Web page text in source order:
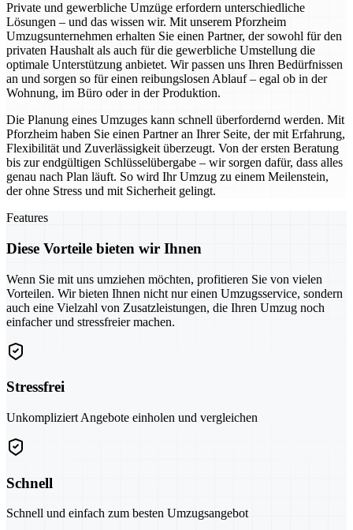
Private und gewerbliche Umzüge erfordern unterschiedliche
Lösungen – und das wissen wir. Mit unserem Pforzheim
Umzugsunternehmen erhalten Sie einen Partner, der sowohl für den
privaten Haushalt als auch für die gewerbliche Umstellung die
optimale Unterstützung anbietet. Wir passen uns Ihren Bedürfnissen
an und sorgen so für einen reibungslosen Ablauf – egal ob in der
Wohnung, im Büro oder in der Produktion.
Die Planung eines Umzuges kann schnell überfordernd werden. Mit
Pforzheim haben Sie einen Partner an Ihrer Seite, der mit Erfahrung,
Flexibilität und Zuverlässigkeit überzeugt. Von der ersten Beratung
bis zur endgültigen Schlüsselübergabe – wir sorgen dafür, dass alles
genau nach Plan läuft. So wird Ihr Umzug zu einem Meilenstein,
der ohne Stress und mit Sicherheit gelingt.
Features
Diese Vorteile bieten wir Ihnen
Wenn Sie mit uns umziehen möchten, profitieren Sie von vielen
Vorteilen. Wir bieten Ihnen nicht nur einen Umzugsservice, sondern
auch eine Vielzahl von Zusatzleistungen, die Ihren Umzug noch
einfacher und stressfreier machen.
Stressfrei
Unkompliziert Angebote einholen und vergleichen
Schnell
Schnell und einfach zum besten Umzugsangebot